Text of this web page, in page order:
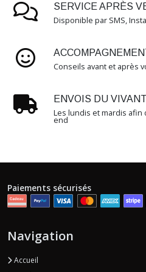
SERVICE APRÈS
Disponible par SMS,
Conseils avant et après
ENVOIS DU VIVANT
Les lundis et mardis afin
end
CACHETTE
PONT
ACCESSOIRES
résultats
Paiements sécurisés
Navigation
Accueil